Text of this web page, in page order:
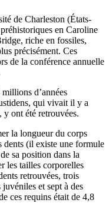
de Charleston (États-
en Caroline
riche en fossiles,
précisément. Ces
de la conférence annuelle
d’années
qui vivait il y a
ont été retrouvées.
la longueur du corps
dents (il existe une formule
sa position dans la
les tailles corporelles
retrouvées, trois
et sept à des
ces requins était de 4,8